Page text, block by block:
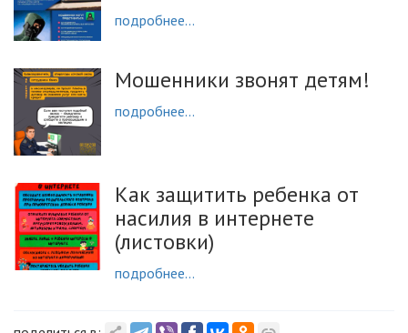
подробнее...
Мошенники звонят детям!
подробнее...
Как защитить ребенка от
насилия в интернете
(листовки)
подробнее...